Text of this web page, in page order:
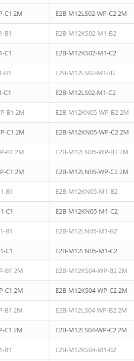
C1 2M E2B-M12LS02-WP-C2 2M
B1 E2B-M12KS02-M1-B2
C1 E2B-M12KS02-M1-C2
B1 E2B-M12LS02-M1-B2
C1 E2B-M12LS02-M1-C2
B1 2M E2B-M12KN05-WP-B2 2M
C1 2M E2B-M12KN05-WP-C2 2M
B1 2M E2B-M12LN05-WP-B2 2M
C1 2M E2B-M12LN05-WP-C2 2M
B1 E2B-M12KN05-M1-B2
C1 E2B-M12KN05-M1-C2
B1 E2B-M12LN05-M1-B2
C1 E2B-M12LN05-M1-C2
B1 2M E2B-M12KS04-WP-B2 2M
C1 2M E2B-M12KS04-WP-C2 2M
B1 2M E2B-M12LS04-WP-B2 2M
C1 2M E2B-M12LS04-WP-C2 2M
B1 E2B-M12KS04-M1-B2